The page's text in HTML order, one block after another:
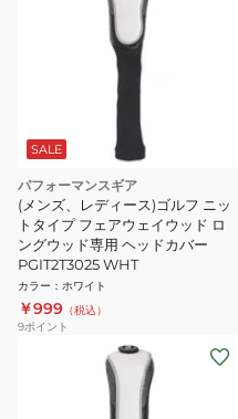
SALE
パフォーマンスギア
(メンズ、レディース)ゴルフ ニッ
トタイプ フェアウェイウッド ロ
ングウッド専用 ヘッドカバー
PGIT2T3025 WHT
カラー ： ホワイト
￥999 （税込）
9ポイント